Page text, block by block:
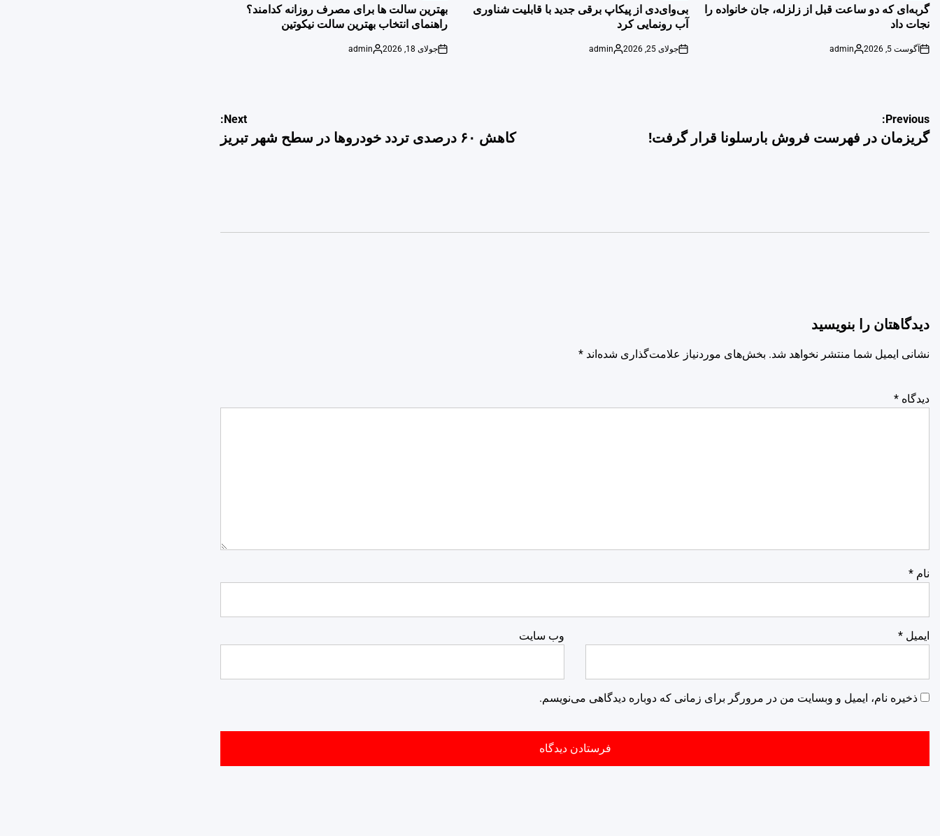
IN
گربه‌ای که دو ساعت قبل از زلزله، جان خانواده را
نجات داد
on
آگوست 5, 2026
Posted
admin
بی‌وای‌دی از پیکاپ برقی جدید با قابلیت شناوری
آب رونمایی کرد
on
جولای 25, 2026
Posted
admin
بهترین سالت ها برای مصرف روزانه کدامند؟
راهنمای انتخاب بهترین سالت نیکوتین
on
جولای 18, 2026
Posted
admin
راهبری
نوشته
Previous:
گریزمان در فهرست فروش بارسلونا قرار گرفت!
Next:
کاهش ۶۰ درصدی تردد خودروها در سطح شهر تبریز
دیدگاهتان را بنویسید
نشانی ایمیل شما منتشر نخواهد شد. بخش‌های موردنیاز علامت‌گذاری شده‌اند *
دیدگاه *
نام *
ایمیل * وب‌ سایت
ذخیره نام، ایمیل و وبسایت من در مرورگر برای زمانی که دوباره دیدگاهی می‌نویسم.